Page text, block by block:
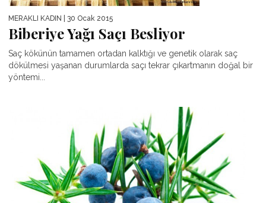
MERAKLI KADIN | 30 Ocak 2015
Biberiye Yağı Saçı Besliyor
Saç kökünün tamamen ortadan kalktığı ve genetik olarak saç
dökülmesi yaşanan durumlarda saçı tekrar çıkartmanın doğal bir
yöntemi...